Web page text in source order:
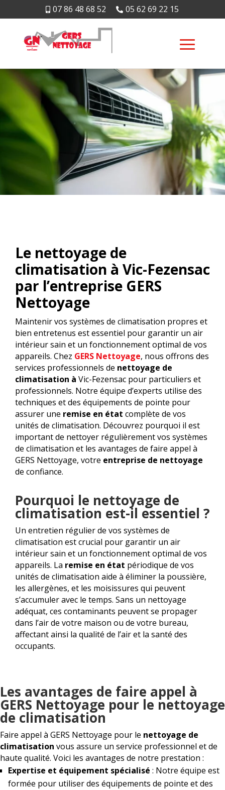
07 86 48 68 52  05 62 69 22 15
Le nettoyage de
climatisation à Vic-Fezensac
par l’entreprise GERS
Nettoyage
Maintenir vos systèmes de climatisation propres et
bien entretenus est essentiel pour garantir un air
intérieur sain et un fonctionnement optimal de vos
appareils. Chez GERS Nettoyage, nous offrons des
services professionnels de nettoyage de
climatisation à Vic-Fezensac pour particuliers et
professionnels. Notre équipe d’experts utilise des
techniques et des équipements de pointe pour
assurer une remise en état complète de vos
unités de climatisation. Découvrez pourquoi il est
important de nettoyer régulièrement vos systèmes
de climatisation et les avantages de faire appel à
GERS Nettoyage, votre entreprise de nettoyage
de confiance.
Pourquoi le nettoyage de
climatisation est-il essentiel ?
Un entretien régulier de vos systèmes de
climatisation est crucial pour garantir un air
intérieur sain et un fonctionnement optimal de vos
appareils. La remise en état périodique de vos
unités de climatisation aide à éliminer la poussière,
les allergènes, et les moisissures qui peuvent
s’accumuler avec le temps. Sans un nettoyage
adéquat, ces contaminants peuvent se propager
dans l’air de votre maison ou de votre bureau,
affectant ainsi la qualité de l’air et la santé des
occupants.
Les avantages de faire appel à
GERS Nettoyage pour le nettoyage
de climatisation
Faire appel à GERS Nettoyage pour le nettoyage de
climatisation vous assure un service professionnel et de
haute qualité. Voici les avantages de notre prestation :
Expertise et équipement spécialisé : Notre équipe est
formée pour utiliser des équipements de pointe et des